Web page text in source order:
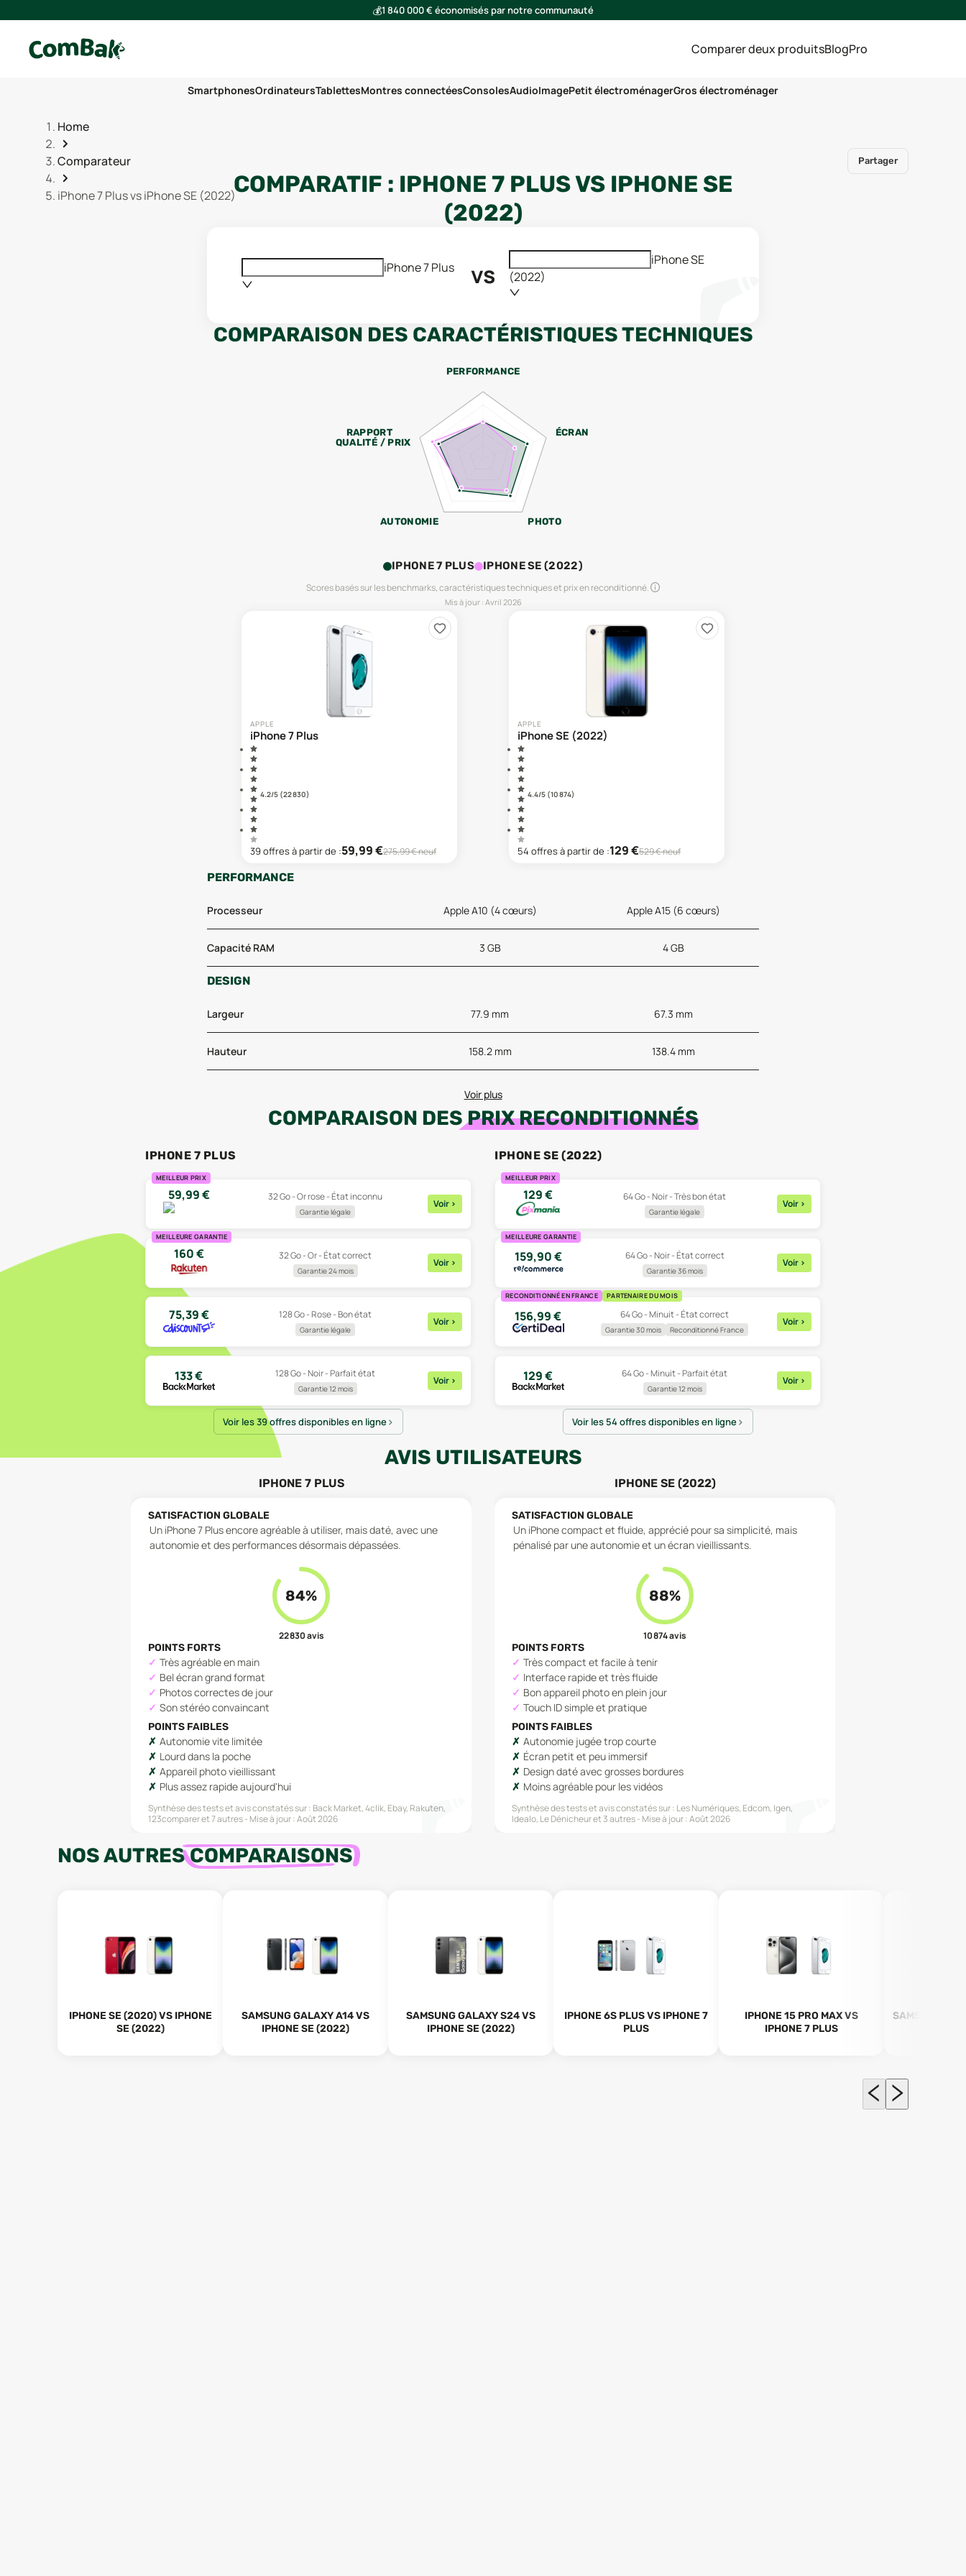
💰1 840 000 € économisés par notre communauté
Comparer deux produitsBlogPro
SmartphonesOrdinateursTablettesMontres connectéesConsolesAudioImagePetit électroménagerGros électroménager
Home
Comparateur
iPhone 7 Plus vs iPhone SE (2022)
Partager
COMPARATIF : IPHONE 7 PLUSVS IPHONE SE
(2022)
iPhone 7 Plus vs
iPhone SE
(2022)
COMPARAISON DES CARACTÉRISTIQUES TECHNIQUES
PERFORMANCE
ÉCRAN
PHOTO
AUTONOMIE
RAPPORT
QUALITÉ / PRIX
IPHONE 7 PLUS IPHONE SE (2022)
Scores basés sur les benchmarks, caractéristiques techniques et prix en reconditionné.
Mis à jour : Avril 2026
APPLE
iPhone 7 Plus
4.2/5 (22 830)
39offresà partir de :59,99€275,99€ neuf
APPLE
iPhone SE (2022)
4.4/5 (10 874)
54 offresà partir de :129€529€ neuf
PERFORMANCE
Processeur Apple A10 (4 cœurs) Apple A15 (6 cœurs)
Capacité RAM 3 GB 4 GB
DESIGN
Largeur 77.9 mm 67.3 mm
Hauteur 158.2 mm 138.4 mm
Voir plus
COMPARAISON DESPRIX RECONDITIONNÉS
IPHONE 7 PLUS
MEILLEUR PRIX
59,99€ 32 Go - Or rose - État inconnu
Garantie légale
Voir >
MEILLEURE GARANTIE
160€ 32 Go - Or - État correct
Garantie 24 mois
Voir >
75,39€ 128 Go - Rose - Bon état
Garantie légale
Voir >
133€ 128 Go - Noir - Parfait état
Garantie 12 mois
Voir >
Voir les 39 offres disponibles en ligne
IPHONE SE (2022)
MEILLEUR PRIX
129€ 64 Go - Noir - Très bon état
Garantie légale
Voir >
MEILLEURE GARANTIE
159,90€ 64 Go - Noir - État correct
Garantie 36 mois
Voir >
RECONDITIONNÉ EN FRANCE PARTENAIRE DU MOIS
156,99€ 64 Go - Minuit - État correct
Garantie 30 mois Reconditionné France
Voir >
129€ 64 Go - Minuit - Parfait état
Garantie 12 mois
Voir >
Voir les 54 offres disponibles en ligne
AVIS UTILISATEURS
IPHONE 7 PLUS
SATISFACTION GLOBALE
Un iPhone 7 Plus encore agréable à utiliser, mais daté, avec une
autonomie et des performances désormais dépassées.
84%
22 830avis
POINTS FORTS
Très agréable en main
Bel écran grand format
Photos correctes de jour
Son stéréo convaincant
POINTS FAIBLES
Autonomie vite limitée
Lourd dans la poche
Appareil photo vieillissant
Plus assez rapide aujourd'hui
Synthèse des tests et avis constatés sur : Back Market, 4clik, Ebay, Rakuten,
123compareret 7 autres Mise à jour :Août 2026
IPHONE SE (2022)
SATISFACTION GLOBALE
Un iPhone compact et fluide, apprécié pour sa simplicité, mais
pénalisé par une autonomie et un écran vieillissants.
88%
10 874avis
POINTS FORTS
Très compact et facile à tenir
Interface rapide et très fluide
Bon appareil photo en plein jour
Touch ID simple et pratique
POINTS FAIBLES
Autonomie jugée trop courte
Écran petit et peu immersif
Design daté avec grosses bordures
Moins agréable pour les vidéos
Synthèse des tests et avis constatés sur : Les Numériques, Edcom, Igen,
Idealo, Le Dénicheuret 3 autres Mise à jour :Août 2026
NOS AUTRESCOMPARAISONS
IPHONE SE (2020) VS IPHONE
SE (2022)
SAMSUNG GALAXY A14 VS
IPHONE SE (2022)
SAMSUNG GALAXY S24 VS
IPHONE SE (2022)
IPHONE 6S PLUS VS IPHONE 7
PLUS
IPHONE 15 PRO MAX VS
IPHONE 7 PLUS
SAMSUNG